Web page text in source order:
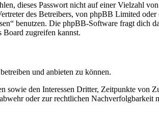
dieses Passwort nicht auf einer Vielzahl
des Betreibers, von phpBB Limited
benutzen. Die phpBB-Software fragt dich
Board zugreifen kannst.
und anbieten zu können.
sowie den Interessen Dritter, Zeitpunkte von
oder zur rechtlichen Nachverfolgbarkeit